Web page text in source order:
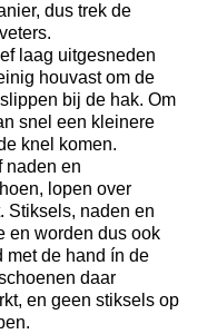
dus trek de
laag uitgesneden
houvast om de
bij de hak. Om
snel een kleinere
knel komen.
naden en
lopen over
Stiksels, naden en
en worden dus ook
met de hand ín de
daar
en geen stiksels op